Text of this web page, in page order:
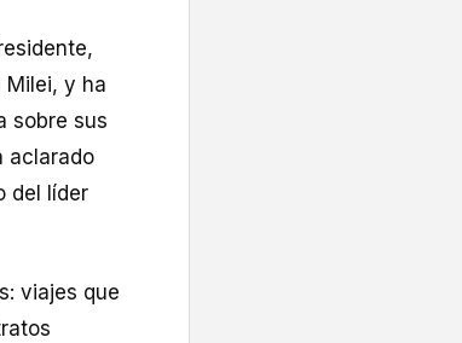
Milei, y ha
sobre sus
aclarado
del líder
viajes que